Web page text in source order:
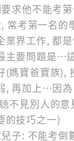
求他不能考
常考第一名的
業界工作, 都
主要問題是…
(媽寶爸寶族),
, 再加上…因
不見別人的
的技巧之一)
子: 不能考倒